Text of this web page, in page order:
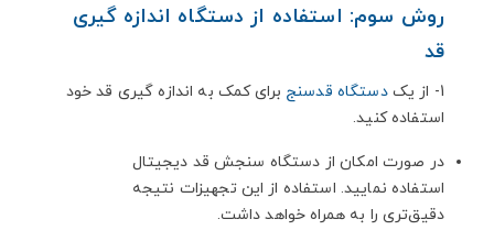
روش سوم: استفاده از دستگاه اندازه گیری
قد
1- از یک دستگاه قدسنج برای کمک به اندازه گیری قد خود
استفاده کنید.
در صورت امکان از دستگاه سنجش قد دیجیتال
استفاده نمایید. استفاده از این تجهیزات نتیجه
دقیق‌تری را به همراه خواهد داشت.